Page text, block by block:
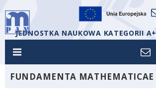
JEDNOSTKA NAUKOWA KATEGORII A+
FUNDAMENTA MATHEMATICAE